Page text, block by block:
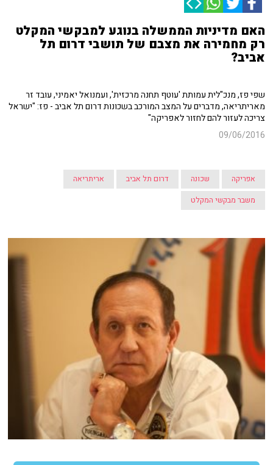
האם מדיניות הממשלה בנוגע למבקשי המקלט
רק מחמירה את מצבם של תושבי דרום תל
אביב?
שפי פז, מנכ"לית עמותת 'עוטף תחנה מרכזית', ועמנואל יאמיני, עובד זר
מאריתריאה, מדברים על המצב המורכב בשכונות דרום תל אביב - פז: "ישראל
צריכה לעזור להם לחזור לאפריקה"
09/06/2016
אפריקה שכונה דרום תל אביב
אריתריאה
משבר מבקשי המקלט